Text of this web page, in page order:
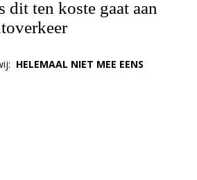
dit ten koste gaat aan
HELEMAAL NIET MEE EENS